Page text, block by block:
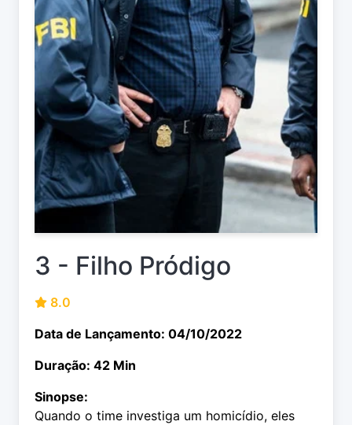
3 - Filho Pródigo
8.0
Data de Lançamento: 04/10/2022
Duração: 42 Min
Sinopse:
Quando o time investiga um homicídio, eles